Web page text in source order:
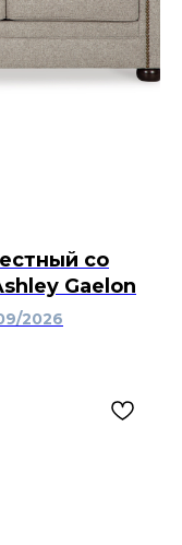
со
Gaelon
2026